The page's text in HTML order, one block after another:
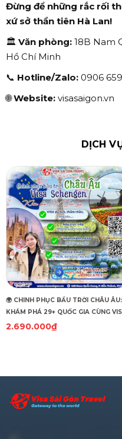
Đừng để những rắc rối
xứ sở thần tiên Hà Lan!
🏛️ Văn phòng: 18B Nam
Hồ Chí Minh
📞 Hotline/Zalo: 0906
🌐Website: visasaigon.vn
DỊCH
🌍 CHINH PHỤC BẦU TRỜI CHÂU ÂU:
KHÁM PHÁ 29+ QUỐC GIA CÙNG
SÀI GÒN TRAVEL!
2.690.000₫